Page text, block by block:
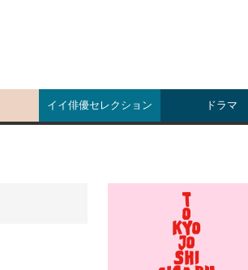
イイ俳優セレクション ドラマ